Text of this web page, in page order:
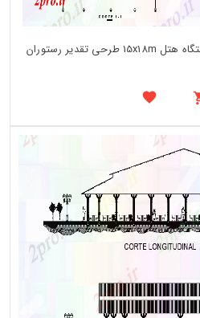
دانلود نقشه هتل - رستوران - اقامتگاه هتل 15x18m طرحی تقدیر رستوران